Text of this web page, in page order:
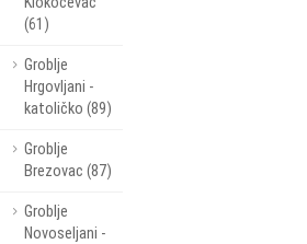
(61)
Groblje
Hrgovljani -
katoličko (89)
Groblje
Brezovac (87)
Groblje
Novoseljani -